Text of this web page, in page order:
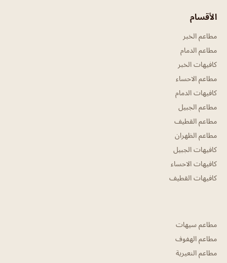
الأقسام
مطاعم الخبر
مطاعم الدمام
كافيهات الخبر
مطاعم الاحساء
كافيهات الدمام
مطاعم الجبيل
مطاعم القطيف
مطاعم الظهران
كافيهات الجبيل
كافيهات الاحساء
كافيهات القطيف
مطاعم سيهات
مطاعم الهفوف
مطاعم النعيرية